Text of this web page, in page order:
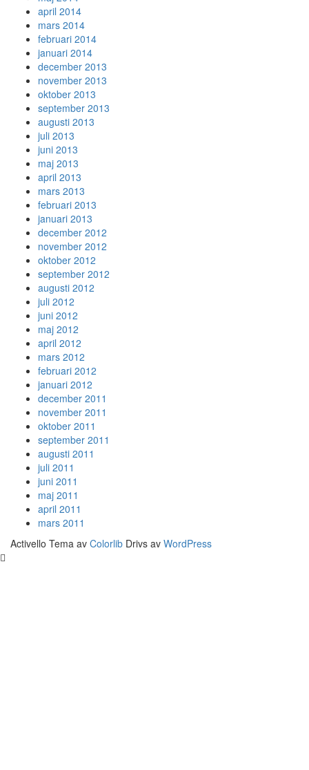
april 2014
mars 2014
februari 2014
januari 2014
december 2013
november 2013
oktober 2013
september 2013
augusti 2013
juli 2013
juni 2013
maj 2013
april 2013
mars 2013
februari 2013
januari 2013
december 2012
november 2012
oktober 2012
september 2012
augusti 2012
juli 2012
juni 2012
maj 2012
april 2012
mars 2012
februari 2012
januari 2012
december 2011
november 2011
oktober 2011
september 2011
augusti 2011
juli 2011
juni 2011
maj 2011
april 2011
mars 2011
Activello Tema av Colorlib Drivs av WordPress